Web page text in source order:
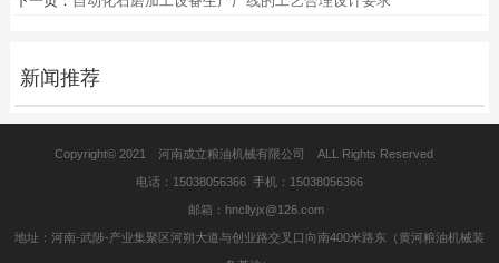
新闻推荐
Copyright© 2021 河南成立粮油机械有限公司 ALL Rights Reserved
电话：15038056366 手机：15038056366
邮箱：hncllyjx@126.com
地址：河南-武陟-产业集聚区河朔大道与创业路交叉口向南400米路东（黄河粮油机械装